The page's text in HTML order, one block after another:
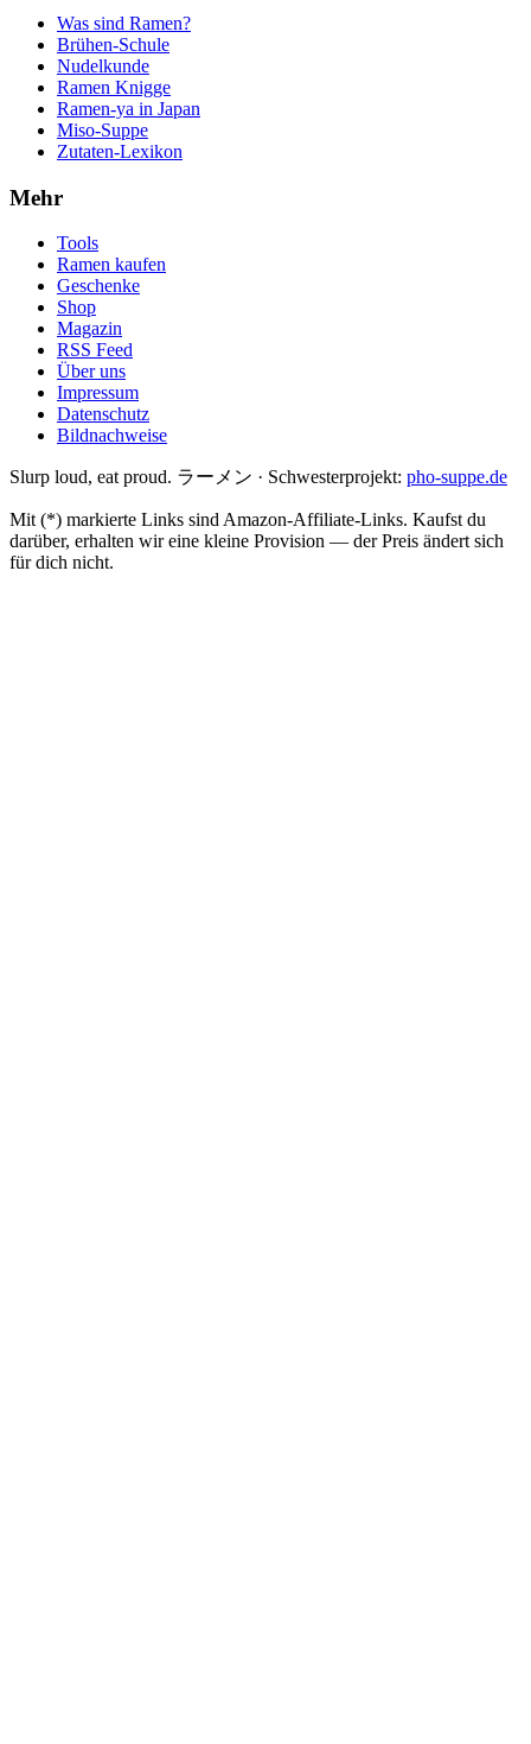
Was sind Ramen?
Brühen-Schule
Nudelkunde
Ramen Knigge
Ramen-ya in Japan
Miso-Suppe
Zutaten-Lexikon
Mehr
Tools
Ramen kaufen
Geschenke
Shop
Magazin
RSS Feed
Über uns
Impressum
Datenschutz
Bildnachweise
Slurp loud, eat proud. ラーメン · Schwesterprojekt: pho-suppe.de
Mit (*) markierte Links sind Amazon-Affiliate-Links. Kaufst du
darüber, erhalten wir eine kleine Provision — der Preis ändert sich
für dich nicht.